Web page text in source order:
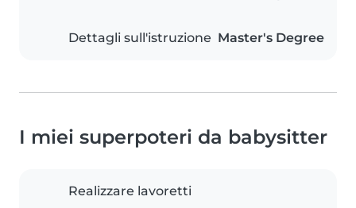
Dettagli sull'istruzione Master's Degree
I miei superpoteri da babysitter
Realizzare lavoretti